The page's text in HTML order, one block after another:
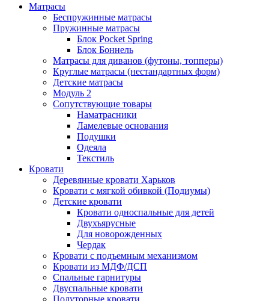
Матрасы
Беспружинные матрасы
Пружинные матрасы
Блок Pocket Spring
Блок Боннель
Матрасы для диванов (футоны, топперы)
Круглые матрасы (нестандартных форм)
Детские матрасы
Модуль 2
Сопутствующие товары
Наматрасники
Ламелевые основания
Подушки
Одеяла
Текстиль
Кровати
Деревянные кровати Харьков
Кровати с мягкой обивкой (Подиумы)
Детские кровати
Кровати односпальные для детей
Двухъярусные
Для новорожденных
Чердак
Кровати с подъемным механизмом
Кровати из МДФ/ДСП
Спальные гарнитуры
Двуспальные кровати
Полуторные кровати